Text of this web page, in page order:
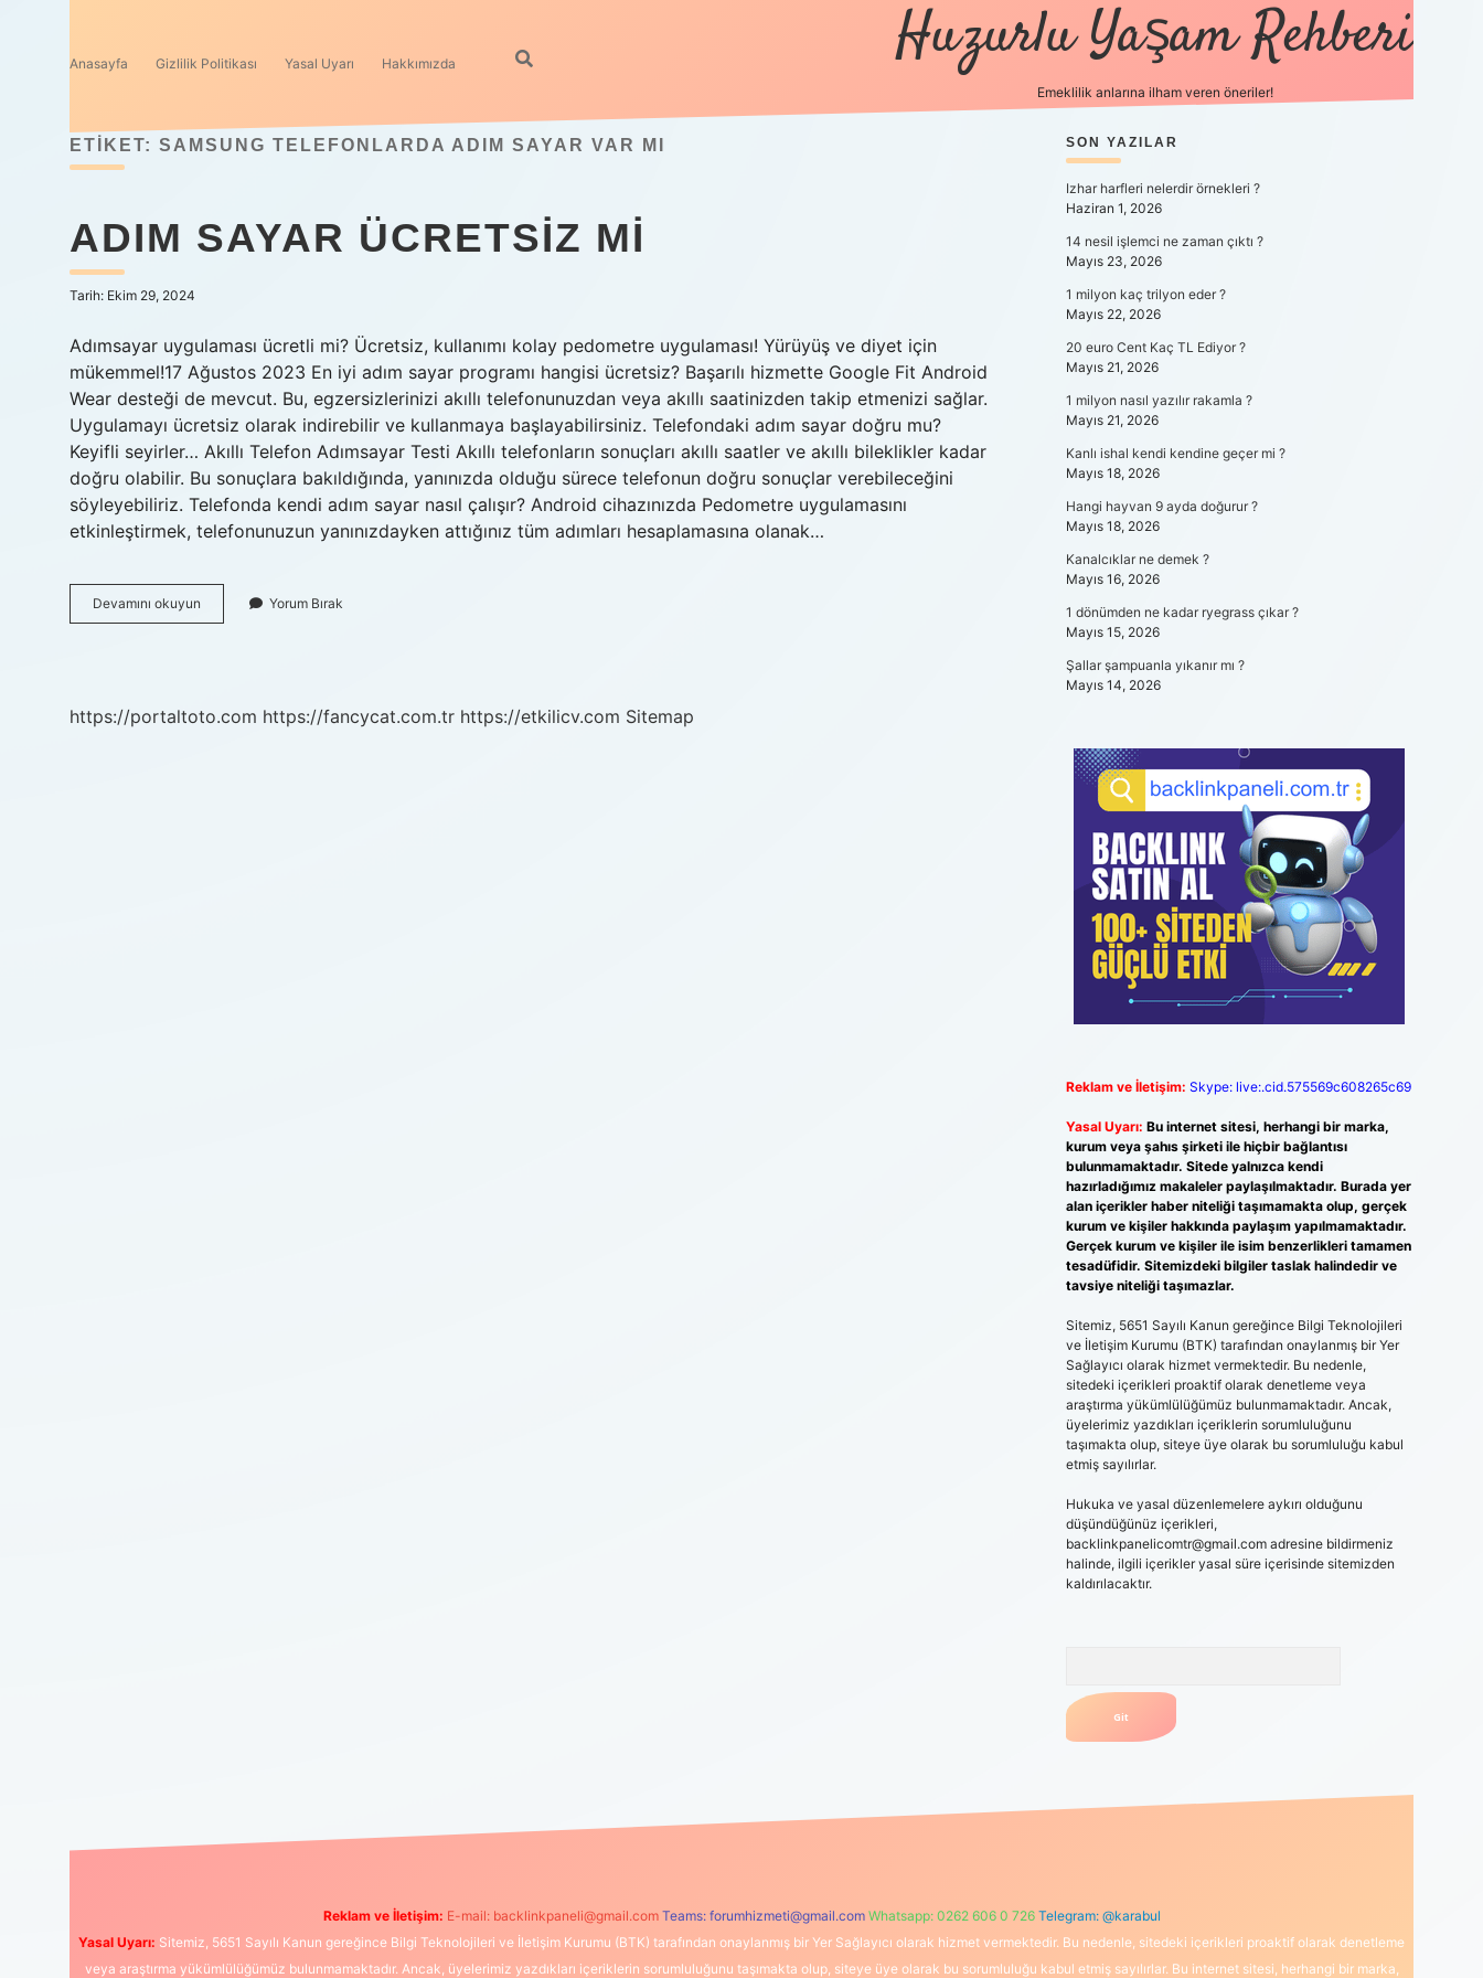
Anasayfa Gizlilik Politikası Yasal Uyarı Hakkımızda Huzurlu Yaşam Rehberi
Emeklilik anlarına ilham veren öneriler!
ETIKET: SAMSUNG TELEFONLARDA ADIM SAYAR VAR MI
ADIM SAYAR ÜCRETSIZ MI
Tarih: Ekim 29, 2024
Adımsayar uygulaması ücretli mi? Ücretsiz, kullanımı kolay pedometre uygulaması! Yürüyüş ve diyet için
mükemmel!17 Ağustos 2023 En iyi adım sayar programı hangisi ücretsiz? Başarılı hizmette Google Fit Android
Wear desteği de mevcut. Bu, egzersizlerinizi akıllı telefonunuzdan veya akıllı saatinizden takip etmenizi sağlar.
Uygulamayı ücretsiz olarak indirebilir ve kullanmaya başlayabilirsiniz. Telefondaki adım sayar doğru mu?
Keyifli seyirler… Akıllı Telefon Adımsayar Testi Akıllı telefonların sonuçları akıllı saatler ve akıllı bileklikler kadar
doğru olabilir. Bu sonuçlara bakıldığında, yanınızda olduğu sürece telefonun doğru sonuçlar verebileceğini
söyleyebiliriz. Telefonda kendi adım sayar nasıl çalışır? Android cihazınızda Pedometre uygulamasını
etkinleştirmek, telefonunuzun yanınızdayken attığınız tüm adımları hesaplamasına olanak…
Devamını okuyun
Sayar
Yorum Bırak
https://portaltoto.com https://fancycat.com.tr https://etkilicv.com Sitemap
SIDEBAR
SON YAZILAR
Izhar harfleri nelerdir örnekleri ?
Haziran 1, 2026
14 nesil işlemci ne zaman çıktı ?
Mayıs 23, 2026
1 milyon kaç trilyon eder ?
Mayıs 22, 2026
20 euro Cent Kaç TL Ediyor ?
Mayıs 21, 2026
1 milyon nasıl yazılır rakamla ?
Mayıs 21, 2026
Kanlı ishal kendi kendine geçer mi ?
Mayıs 18, 2026
Hangi hayvan 9 ayda doğurur ?
Mayıs 18, 2026
Kanalcıklar ne demek ?
Mayıs 16, 2026
1 dönümden ne kadar ryegrass çıkar ?
Mayıs 15, 2026
Şallar şampuanla yıkanır mı ?
Mayıs 14, 2026
Reklam ve İletişim: Skype: live:.cid.575569c608265c69
Yasal Uyarı: Bu internet sitesi, herhangi bir marka,
kurum veya şahıs şirketi ile hiçbir bağlantısı
bulunmamaktadır. Sitede yalnızca kendi
hazırladığımız makaleler paylaşılmaktadır. Burada yer
alan içerikler haber niteliği taşımamakta olup, gerçek
kurum ve kişiler hakkında paylaşım yapılmamaktadır.
Gerçek kurum ve kişiler ile isim benzerlikleri tamamen
tesadüfidir. Sitemizdeki bilgiler taslak halindedir ve
tavsiye niteliği taşımazlar.
Sitemiz, 5651 Sayılı Kanun gereğince Bilgi Teknolojileri
ve İletişim Kurumu (BTK) tarafından onaylanmış bir Yer
Sağlayıcı olarak hizmet vermektedir. Bu nedenle,
sitedeki içerikleri proaktif olarak denetleme veya
araştırma yükümlülüğümüz bulunmamaktadır. Ancak,
üyelerimiz yazdıkları içeriklerin sorumluluğunu
taşımakta olup, siteye üye olarak bu sorumluluğu kabul
etmiş sayılırlar.
Hukuka ve yasal düzenlemelere aykırı olduğunu
düşündüğünüz içerikleri,
backlinkpanelicomtr@gmail.comadresine bildirmeniz
halinde, ilgili içerikler yasal süre içerisinde sitemizden
kaldırılacaktır.
https://betci.co/
Reklam ve İletişim: E-mail: backlinkpaneli@gmail.com Teams: forumhizmeti@gmail.com Whatsapp: 0262 606 0 726 Telegram: @karabul
Yasal Uyarı: Sitemiz, 5651 Sayılı Kanun gereğince Bilgi Teknolojileri ve İletişim Kurumu (BTK) tarafından onaylanmış bir Yer Sağlayıcı olarak hizmet vermektedir. Bu nedenle, sitedeki içerikleri proaktif olarak denetleme
veya araştırma yükümlülüğümüz bulunmamaktadır. Ancak, üyelerimiz yazdıkları içeriklerin sorumluluğunu taşımakta olup, siteye üye olarak bu sorumluluğu kabul etmiş sayılırlar. Bu internet sitesi, herhangi bir marka,